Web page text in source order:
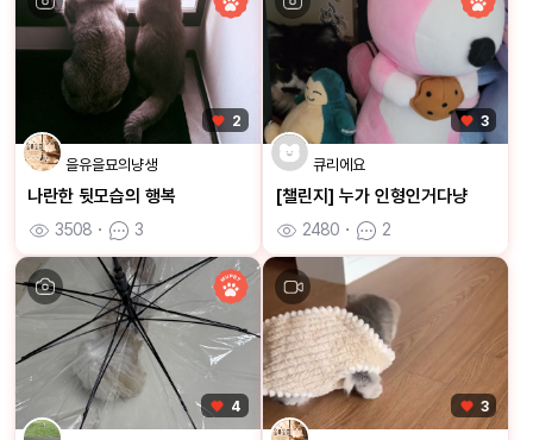
2
을유을묘의냥생
나란한 뒷모습의 행복
3508 ㆍ 3
3
큐리에요
[챌린지] 누가 인형인거다냥
2480 ㆍ 2
4 3